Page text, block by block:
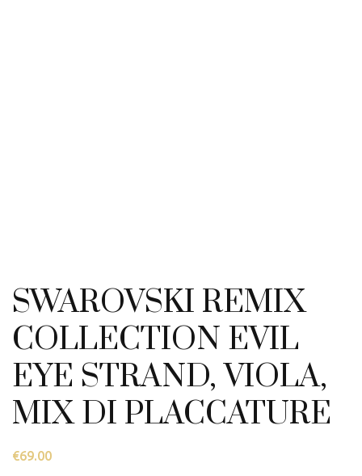
SWAROVSKI REMIX
COLLECTION EVIL
EYE STRAND, VIOLA,
MIX DI PLACCATURE
€69.00